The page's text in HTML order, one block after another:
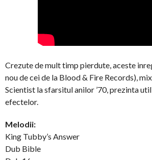
Crezute de mult timp pierdute, aceste
nou de cei de la Blood & Fire Records),
Scientist la sfarsitul anilor ’70, prezinta
efectelor.
Melodii:
King Tubby’s Answer
Dub Bible